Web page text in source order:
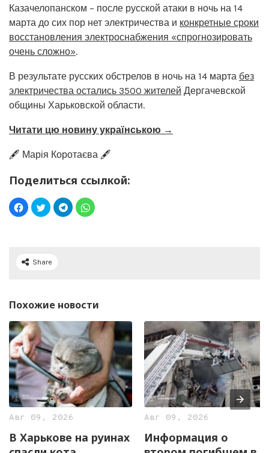
Казачелопанском – после русской атаки в ночь на 14
марта до сих пор нет электричества и конкретные сроки
восстановления электроснабжения «спрогнозировать
очень сложно».
В результате русских обстрелов в ночь на 14 марта без
электричества остались 3500 жителей Дергачевской
общины Харьковской области.
Читати цю новину українською →
🖋️ Марія Коротаєва 🖋️
Поделиться ссылкой:
Share
Похожие новости
Авг 09, 2026
В Харькове на руинах
Авг 09, 2026
Информация о